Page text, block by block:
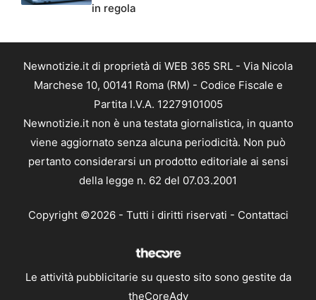
in regola
Newnotizie.it di proprietà di WEB 365 SRL - Via Nicola
Marchese 10, 00141 Roma (RM) - Codice Fiscale e
Partita I.V.A. 12279101005
Newnotizie.it non è una testata giornalistica, in quanto
viene aggiornato senza alcuna periodicità. Non può
pertanto considerarsi un prodotto editoriale ai sensi
della legge n. 62 del 07.03.2001
Copyright ©2026 - Tutti i diritti riservati - Contattaci
Le attività pubblicitarie su questo sito sono gestite da
theCoreAdv